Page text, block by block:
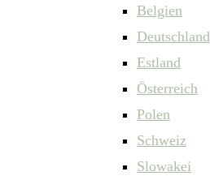
Belgien
Deutschland
Estland
Österreich
Polen
Schweiz
Slowakei